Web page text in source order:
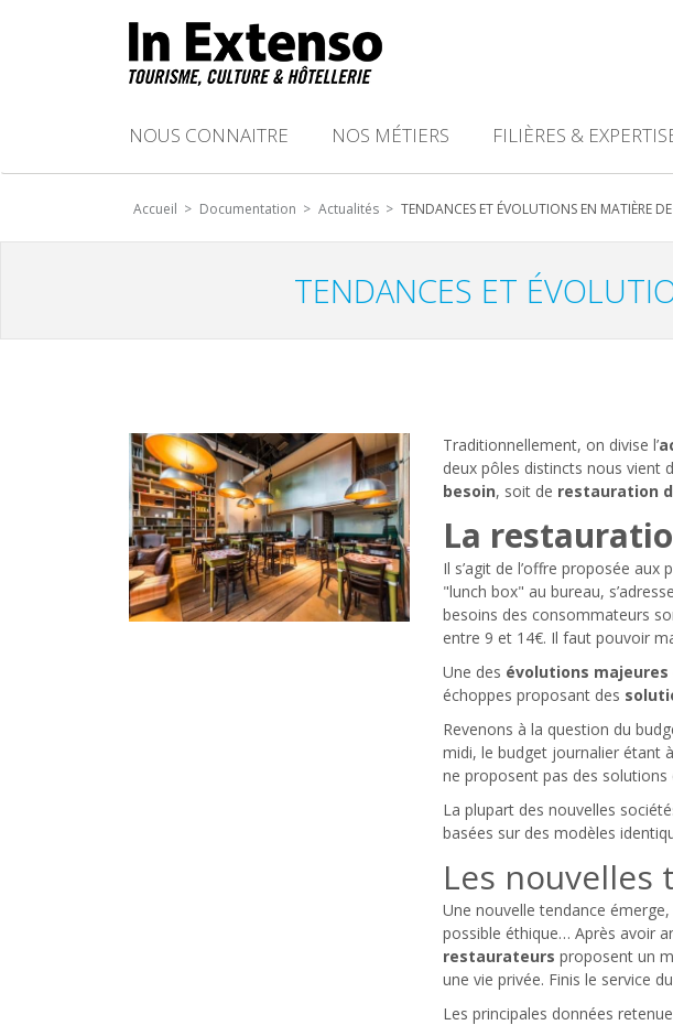
NOUS CONNAITRE NOS MÉTIERS FILIÈRES &
Accueil > Documentation > Actualités > TENDANCES ET ÉVOLUTIONS EN MATIÈRE
TENDANCES ET
Traditionnellement, on divise l’
deux pôles distincts nous vient
besoin, soit de restauration
La
Il s’agit de l’offre proposée
"lunch box" au bureau,
besoins des consommateurs
entre 9 et 14€. Il faut pouvoir
Une des évolutions majeures
échoppes proposant des
Revenons à la question du
midi, le budget journalier étant
ne proposent pas des solutions
La plupart des nouvelles
basées sur des modèles
Les nouvelles
Une nouvelle tendance
possible éthique… Après avoir
restaurateurs proposent un
une vie privée. Finis le service
Les principales données